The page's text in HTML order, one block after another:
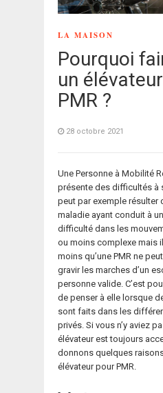
LA MAISON
Pourquoi
un
PMR ?
28 octobre 2021
Une Personne à Mobilité
présente des difficultés à
peut par exemple résulter
maladie ayant conduit à
difficulté dans les
ou moins complexe mais
moins qu’une PMR ne
gravir les marches d’un
personne valide. C’est
de penser à elle lorsque
sont faits dans les
privés. Si vous n’y aviez
élévateur est toujours
donnons quelques
élévateur pour PMR.